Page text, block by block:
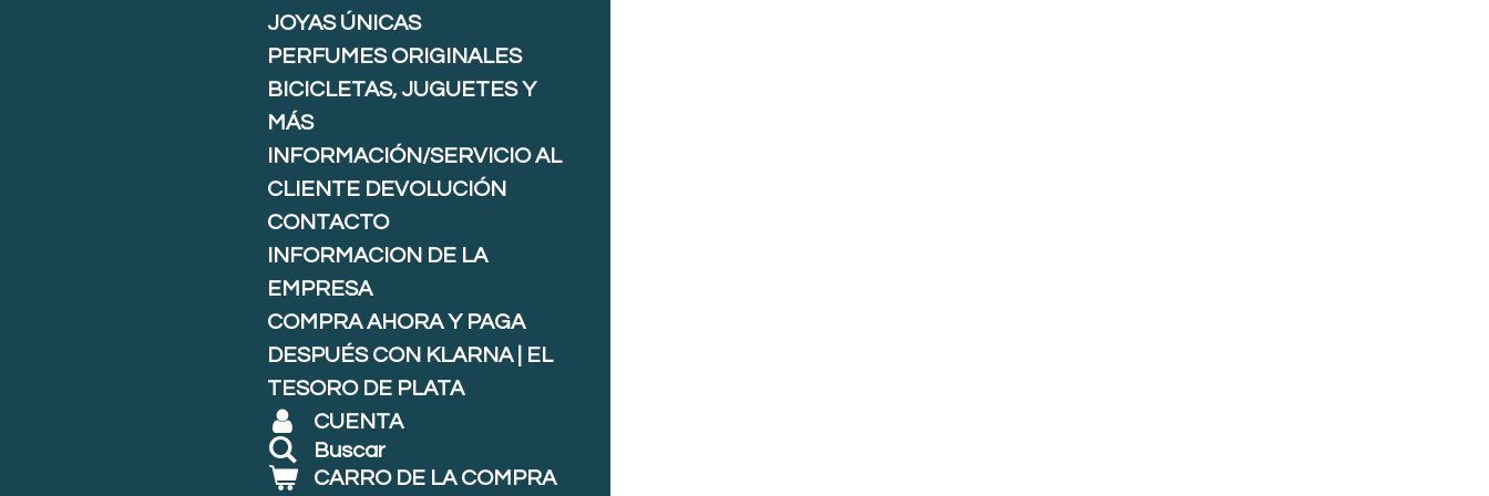
JOYAS ÚNICAS
PERFUMES ORIGINALES
BICICLETAS, JUGUETES Y
MÁS
INFORMACIÓN/SERVICIO AL
CLIENTE DEVOLUCIÓN
CONTACTO
INFORMACION DE LA
EMPRESA
COMPRA AHORA Y PAGA
DESPUÉS CON KLARNA | EL
TESORO DE PLATA
CUENTA
Buscar
CARRO DE LA COMPRA